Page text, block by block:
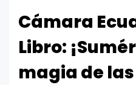
Cámara
Libro:
magia de